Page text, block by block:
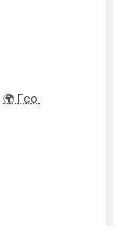
🌍 Гео: